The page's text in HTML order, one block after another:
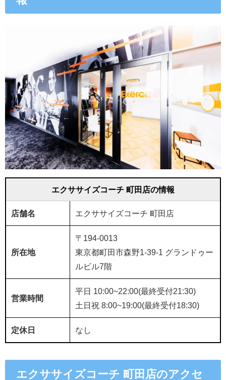
エクササイズコーチ 町田店の情報
店舗名 エクササイズコーチ 町田店
所在地
〒194-0013
東京都町田市森野1-39-1 グランドゥー
ルビル7階
営業時間
平日 10:00~22:00(最終受付21:30)
土日祝 8:00~19:00(最終受付18:30)
定休日 なし
エクササイズコーチ 町田店のアクセ